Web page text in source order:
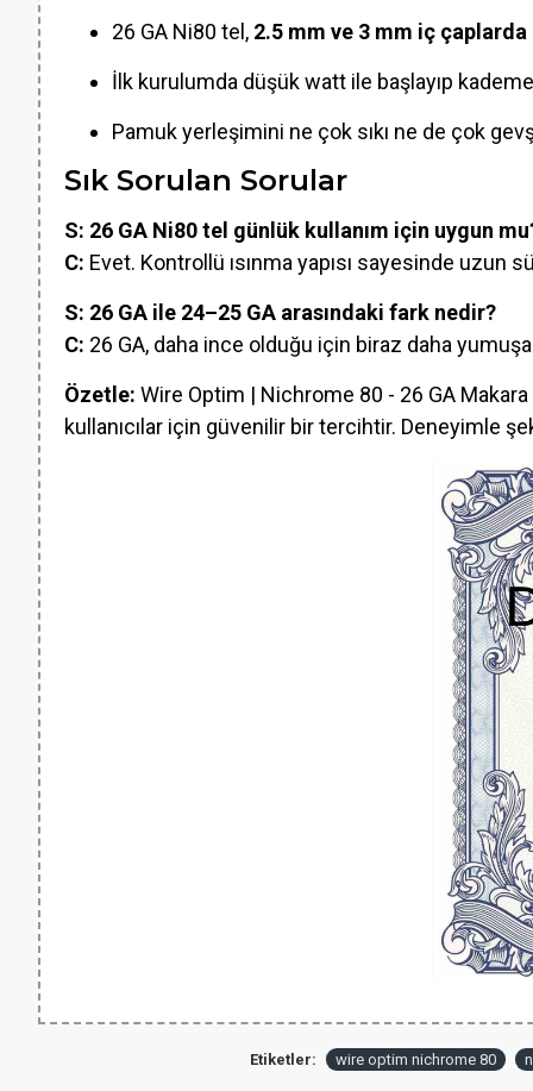
26 GA Ni80 tel, 2.5 mm ve 3 mm iç çaplarda
İlk kurulumda düşük watt ile başlayıp
Pamuk yerleşimini ne çok sıkı ne de çok
Sık Sorulan Sorular
S: 26 GA Ni80 tel günlük kullanım için uygun
C: Evet. Kontrollü ısınma yapısı sayesinde uzun
S: 26 GA ile 24–25 GA arasındaki fark nedir?
C: 26 GA, daha ince olduğu için biraz daha
Özetle: Wire Optim | Nichrome 80 - 26 GA
kullanıcılar için güvenilir bir tercihtir. Deneyimle
Etiketler: wire optim nichrome 80